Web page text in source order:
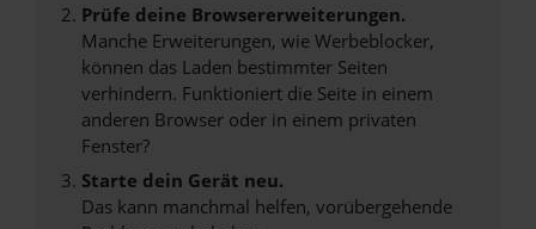
Prüfe deine Browsererweiterungen.
Manche Erweiterungen, wie Werbeblocker,
können das Laden bestimmter Seiten
verhindern. Funktioniert die Seite in einem
anderen Browser oder in einem privaten
Fenster?
Starte dein Gerät neu.
Das kann manchmal helfen, vorübergehende